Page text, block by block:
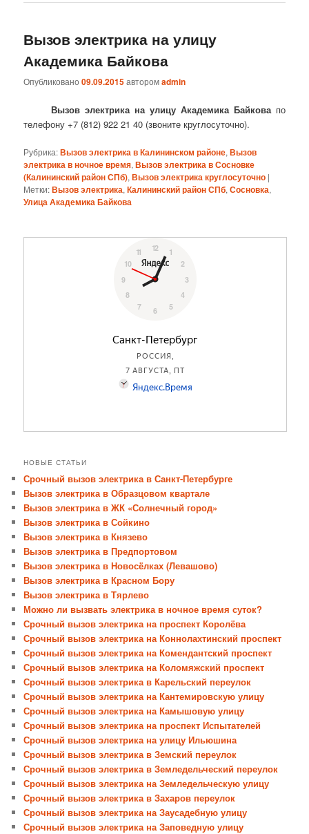
Вызов электрика на улицу
Академика Байкова
Опубликовано09.09.2015авторомadmin
Вызов электрика на улицу Академика Байковапо
телефону +7 (812) 922 21 40 (звоните круглосуточно).
Рубрика:Вызов электрика в Калининском районе,Вызов
электрика в ночное время,Вызов электрика в Сосновке
(Калининский район СПб),Вызов электрика круглосуточно |
Метки:Вызов электрика,Калининский район СПб,Сосновка,
Улица Академика Байкова
НОВЫЕ СТАТЬИ
Срочный вызов электрика в Санкт-Петербурге
Вызов электрика в Образцовом квартале
Вызов электрика в ЖК «Солнечный город»
Вызов электрика в Сойкино
Вызов электрика в Князево
Вызов электрика в Предпортовом
Вызов электрика в Новосёлках (Левашово)
Вызов электрика в Красном Бору
Вызов электрика в Тярлево
Можно ли вызвать электрика в ночное время суток?
Срочный вызов электрика на проспект Королёва
Срочный вызов электрика на Коннолахтинский проспект
Срочный вызов электрика на Комендантский проспект
Срочный вызов электрика на Коломяжский проспект
Срочный вызов электрика в Карельский переулок
Срочный вызов электрика на Кантемировскую улицу
Срочный вызов электрика на Камышовую улицу
Срочный вызов электрика на проспект Испытателей
Срочный вызов электрика на улицу Ильюшина
Срочный вызов электрика в Земский переулок
Срочный вызов электрика в Земледельческий переулок
Срочный вызов электрика на Земледельческую улицу
Срочный вызов электрика в Захаров переулок
Срочный вызов электрика на Заусадебную улицу
Срочный вызов электрика на Заповедную улицу